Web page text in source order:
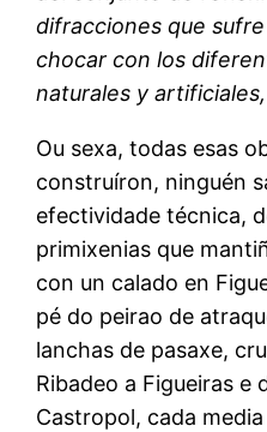
difracciones que
chocar con los
naturales y
Ou sexa, todas esas
construíron, ninguén
efectividade técnica,
primixenias que
con un calado en
pé do peirao de
lanchas de pasaxe,
Ribadeo a Figueiras e
Castropol, cada